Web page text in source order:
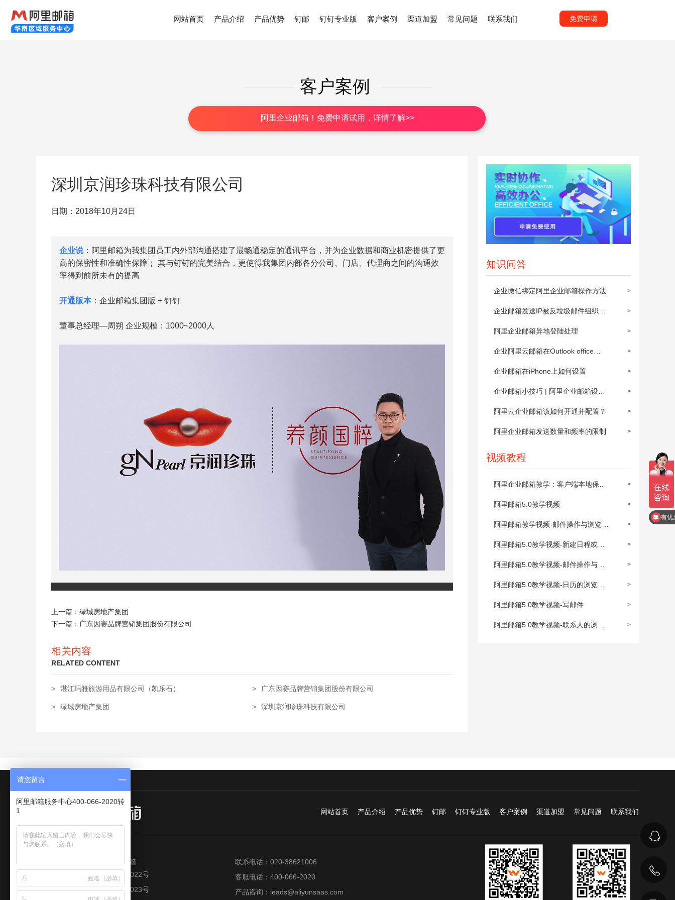
网站首页 产品介绍 产品优势 钉邮 钉钉专业版 客户案例 渠道加盟 常见问题 联系我们 免费申请
客户案例
阿里企业邮箱！免费申请试用，详情了解>>
知识问答
>
企业微信绑定阿里企业邮箱操作方法
>
企业邮箱发送IP被反垃圾邮件组织屏
蔽后的解封步骤 >
阿里企业邮箱异地登陆处理
>
企业阿里云邮箱在Outlook office
2010上POP3/IMAP的设置方法 >
企业邮箱在iPhone上如何设置
>
企业邮箱小技巧 | 阿里企业邮箱设置
邮件自动转发 >
阿里云企业邮箱该如何开通并配置？
>
阿里企业邮箱发送数量和频率的限制
视频教程
>
阿里企业邮箱教学：客户端本地保存
及同步到阿里邮箱 >
阿里邮箱5.0教学视频
>
阿里邮箱教学视频-邮件操作与浏览
(上) >
阿里邮箱5.0教学视频-新建日程或约
会 >
阿里邮箱5.0教学视频-邮件操作与浏
览(下) >
阿里邮箱5.0教学视频-日历的浏览与
操作 >
阿里邮箱5.0教学视频-写邮件
>
阿里邮箱5.0教学视频-联系人的浏览
深圳京润珍珠科技有限公司
日期：2018年10月24日
企业说：阿里邮箱为我集团员工内外部沟通搭建了最畅通稳定的通讯平台，并为企业数据和商业机密提供了更
高的保密性和准确性保障； 其与钉钉的完美结合，更使得我集团内部各分公司、门店、代理商之间的沟通效
率得到前所未有的提高
开通版本：企业邮箱集团版 + 钉钉
董事总经理—周朔 企业规模：1000~2000人
上一篇： 绿城房地产集团
下一篇： 广东因赛品牌营销集团股份有限公司
相关内容
RELATED CONTENT
> 湛江玛雅旅游用品有限公司（凯乐石） > 广东因赛品牌营销集团股份有限公司
> 绿城房地产集团 > 深圳京润珍珠科技有限公司
网站首页 产品介绍 产品优势 钉邮 钉钉专业版 客户案例 渠道加盟 常见问题 联系我们
版权所有© 2018-2020 阿里邮箱
粤公网安备 44010502002022号
粤公网安备 44010502002023号
联系电话：020-38621006
客服电话：400-066-2020
产品咨询：leads@aliyunsaas.com
有优
请您留言
阿里邮箱服务中心400-066-2020转
1